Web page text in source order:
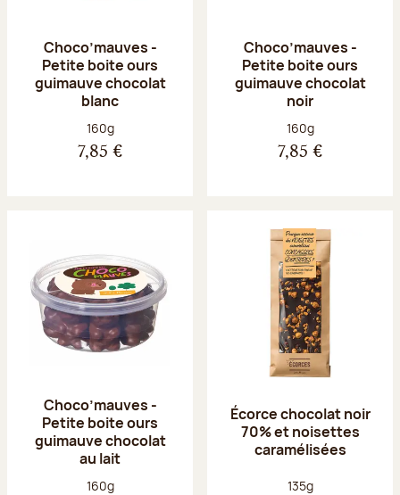
Choco’mauves -
Petite boite ours
guimauve chocolat
blanc
Poids net :
160g
7,85 €
Choco’mauves -
Petite boite ours
guimauve chocolat
noir
Poids net :
160g
7,85 €
Choco’mauves -
Petite boite ours
guimauve chocolat
au lait
Poids net :
160g
Écorce chocolat noir
70% et noisettes
caramélisées
Poids net :
135g